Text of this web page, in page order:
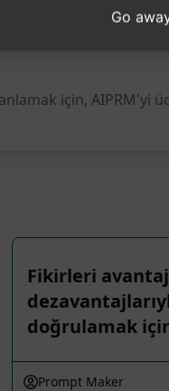
için, AIPRM'yi
Fikirleri
doğrulamak
Prompt Maker
Go